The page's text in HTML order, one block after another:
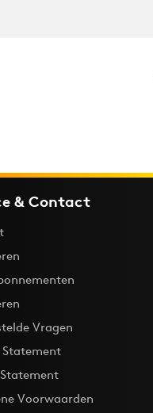
& Contact
Vragen
Statement
Voorwaarden